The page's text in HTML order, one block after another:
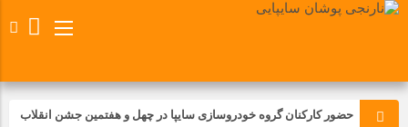
حضور کارکنان گروه خودروسازی سایپا در چهل و هفتمین جشن انقلاب